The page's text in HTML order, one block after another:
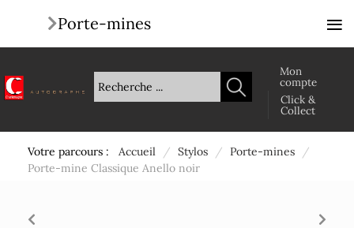
Mon
compte
Click &
Collect
Votre parcours : Accueil / Stylos / Porte-mines
/
Porte-mine Classique Anello noir
Porte-mines ≡